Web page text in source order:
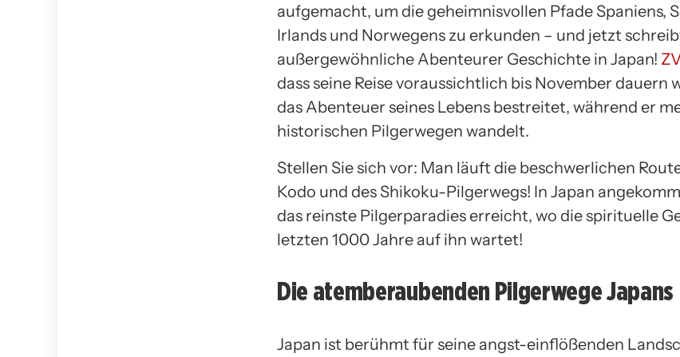
aufgemacht, um die geheimnisvollen Pfade Spaniens,
Irlands und Norwegens zu erkunden – und jetzt
außergewöhnliche Abenteurer Geschichte in Japan!
dass seine Reise voraussichtlich bis November dauern
das Abenteuer seines Lebens bestreitet, während er
historischen Pilgerwegen wandelt.
Stellen Sie sich vor: Man läuft die beschwerlichen
Kodo und des Shikoku-Pilgerwegs! In Japan
das reinste Pilgerparadies erreicht, wo die spirituelle
letzten 1000 Jahre auf ihn wartet!
Die atemberaubenden Pilgerwege Japans
Japan ist berühmt für seine angst-einflößenden